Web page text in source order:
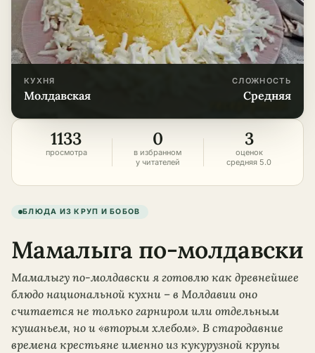
КУХНЯ
молдавская
СЛОЖНОСТЬ
средняя
1133
просмотра
0
в избранном
у читателей
3
оценок
средняя 5.0
БЛЮДА ИЗ КРУП И БОБОВ
Мамалыга по-молдавски
Мамалыгу по-молдавски я готовлю как древнейшее
блюдо национальной кухни – в Молдавии оно
считается не только гарниром или отдельным
кушаньем, но и «вторым хлебом». В стародавние
времена крестьяне именно из кукурузной крупы